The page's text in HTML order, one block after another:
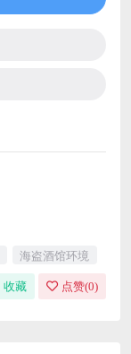
海盗酒馆环境
收藏 点赞(0)